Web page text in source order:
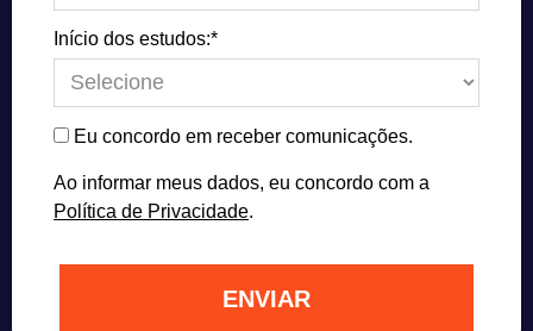
Início dos estudos:*
Eu concordo em receber comunicações.
Ao informar meus dados, eu concordo com a
Política de Privacidade.
ENVIAR